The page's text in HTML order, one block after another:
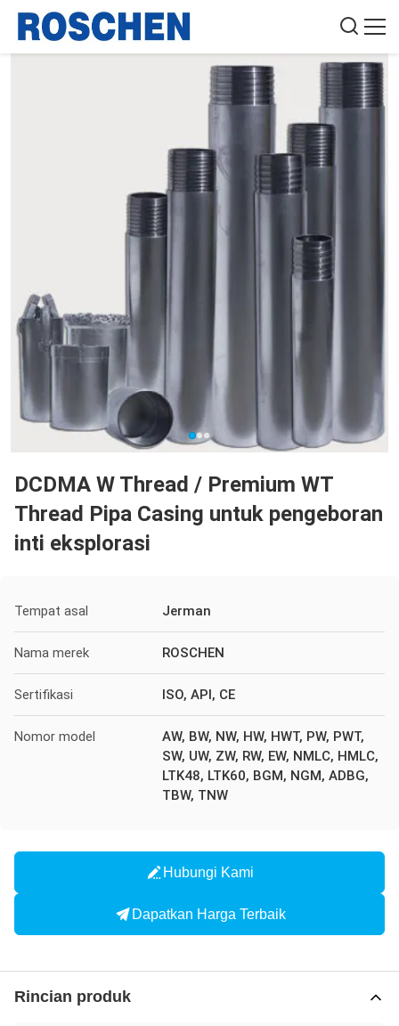
DCDMA W Thread / Premium WT
Thread Pipa Casing untuk pengeboran
inti eksplorasi
Tempat asal Jerman
Nama merek ROSCHEN
Sertifikasi ISO, API, CE
Nomor model
AW, BW, NW, HW, HWT, PW, PWT,
SW, UW, ZW, RW, EW, NMLC, HMLC,
LTK48, LTK60, BGM, NGM, ADBG,
TBW, TNW
Hubungi Kami
Dapatkan Harga Terbaik
Rincian produk